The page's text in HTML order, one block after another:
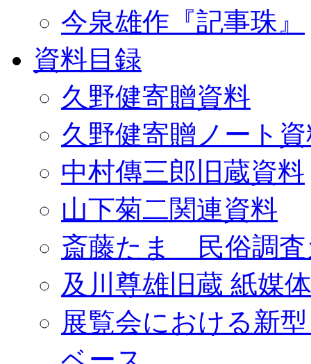
今泉雄作『記事珠』
資料目録
久野健寄贈資料
久野健寄贈ノート
中村傳三郎旧蔵資料
山下菊二関連資料
斎藤たま 民俗調査
及川尊雄旧蔵 紙媒
展覧会における新